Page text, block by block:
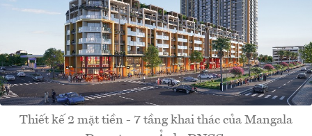
Thiết kế 2 mặt tiền - 7 tầng khai thác của Mangala